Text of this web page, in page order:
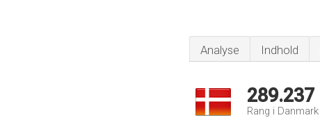
Analyse Indhold
289.237
Rang i Danmark